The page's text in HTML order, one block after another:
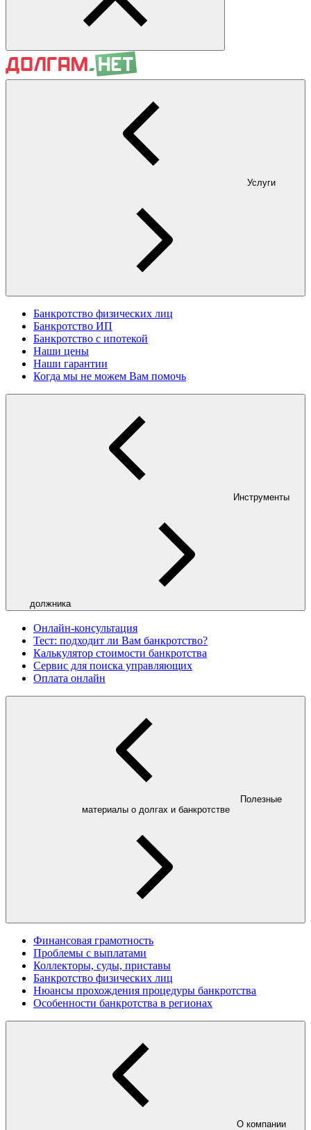
Услуги
Банкротство физических лиц
Банкротство ИП
Банкротство с ипотекой
Наши цены
Наши гарантии
Когда мы не можем Вам помочь
Инструменты
должника
Онлайн-консультация
Тест: подходит ли Вам банкротство?
Калькулятор стоимости банкротства
Сервис для поиска управляющих
Оплата онлайн
Полезные
материалы о долгах и банкротстве
Финансовая грамотность
Проблемы с выплатами
Коллекторы, суды, приставы
Банкротство физических лиц
Нюансы прохождения процедуры банкротства
Особенности банкротства в регионах
О компании